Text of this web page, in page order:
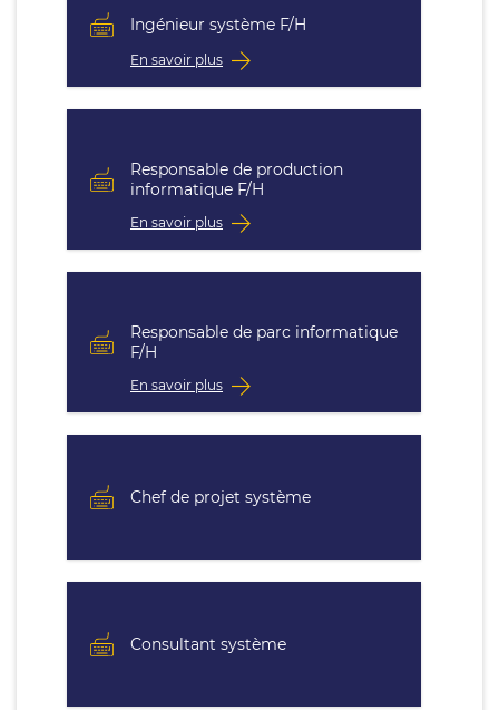
Ingénieur système F/H
En savoir plus
Responsable de production
informatique F/H
En savoir plus
Responsable de parc informatique
F/H
En savoir plus
Chef de projet système
Consultant système